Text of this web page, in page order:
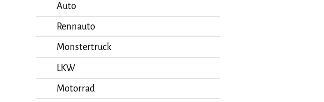
Auto
Rennauto
Monstertruck
LKW
Motorrad